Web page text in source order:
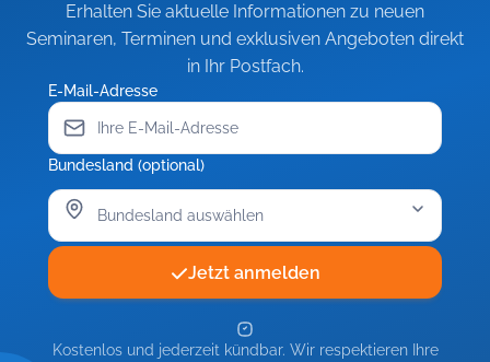
Erhalten Sie aktuelle Informationen zu neuen
Seminaren, Terminen und exklusiven Angeboten direkt
in Ihr Postfach.
E-Mail-Adresse
Bundesland (optional)
Jetzt anmelden
Kostenlos und jederzeit kündbar. Wir respektieren Ihre